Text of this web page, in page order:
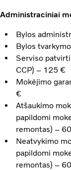
Administraciniai
Bylos
Bylos
Serviso
CCP) – 125 €
Mokėjimo
€
Atšaukimo
papildomi
remontas) –
Neatvykimo
papildomi
remontas) –